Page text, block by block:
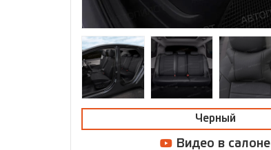
Черный
Видео в салоне